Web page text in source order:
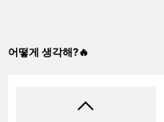
어떻게 생각해?🔥